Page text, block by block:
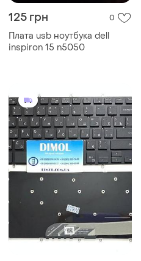
125 грн 0
Плата usb ноутбука dell
inspiron 15 n5050